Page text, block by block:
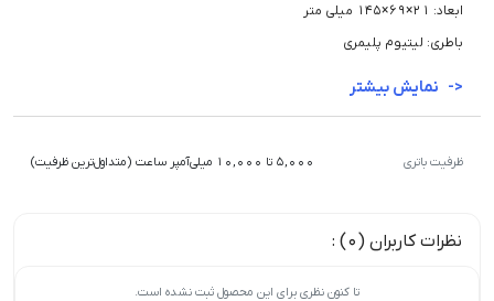
ابعاد: 21×69×145 میلی متر
باطری: لیتیوم پلیمری
ظرفیت باتری 5,000 تا 10,000 میلی‌آمپر ساعت (متداول‌ترین ظرفیت)
نظرات کاربران (0) :
تا کنون نظری برای این محصول ثبت نشده است.